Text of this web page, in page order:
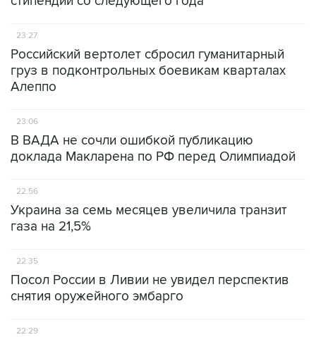
23:27
Российский вертолет сбросил гуманитарный
груз в подконтрольных боевикам кварталах
Алеппо
23:06
В ВАДА не сочли ошибкой публикацию
доклада Макларена по РФ перед Олимпиадой
22:56
Украина за семь месяцев увеличила транзит
газа на 21,5%
22:35
Посол России в Ливии не увидел перспектив
снятия оружейного эмбарго
22:29